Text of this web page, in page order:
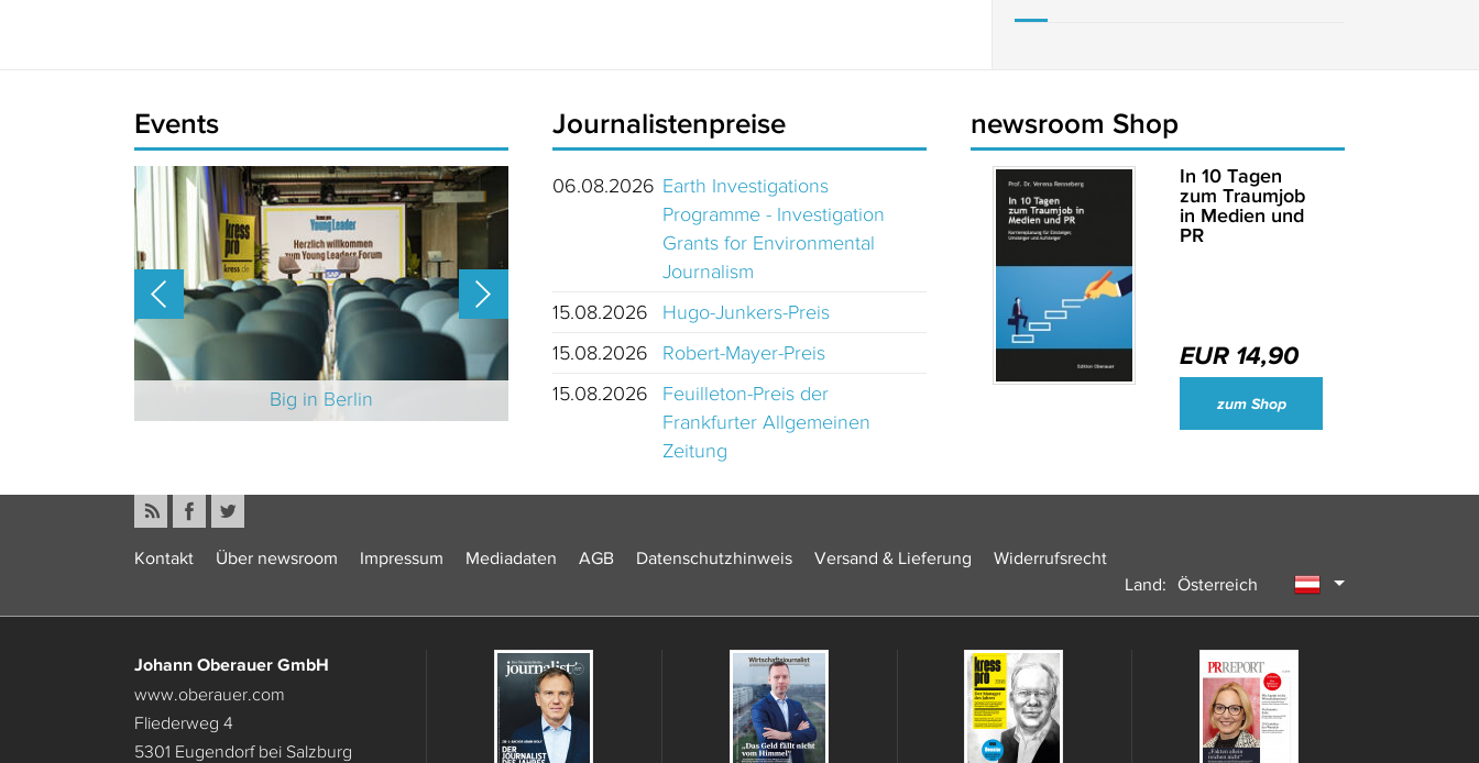
Events
Big in Berlin Wirtschaftsjournalisten und Unternehmenssprecher des Jahres 2024
Journalistenpreise
06.08.2026 Earth Investigations
Programme - Investigation
Grants for Environmental
Journalism
15.08.2026
Hugo-Junkers-Preis
15.08.2026
Robert-Mayer-Preis
15.08.2026
Feuilleton-Preis der
Frankfurter Allgemeinen
Zeitung
newsroom Shop
In 10 Tagen
zum Traumjob
in Medien und
PR
EUR 14,90
zum Shop
Kontakt Über newsroom Impressum Mediadaten AGB Datenschutzhinweis Versand & Lieferung
Widerrufsrecht
Land:
Österreich
Johann Oberauer GmbH
www.oberauer.com
Fliederweg 4
5301 Eugendorf bei Salzburg